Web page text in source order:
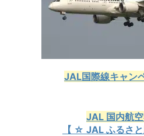
JAL国際線キャン
JAL 国内航
【 ☆ JAL ふるさ